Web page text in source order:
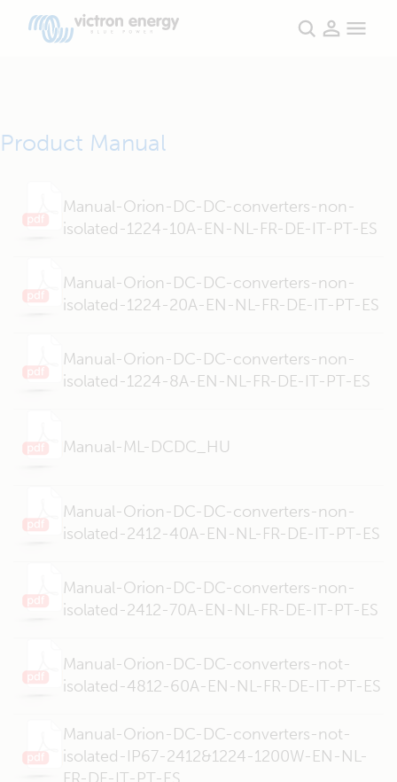
Product Manual
Manual-Orion-DC-DC-converters-non-
isolated-1224-10A-EN-NL-FR-DE-IT-PT-ES
Manual-Orion-DC-DC-converters-non-
isolated-1224-20A-EN-NL-FR-DE-IT-PT-ES
Manual-Orion-DC-DC-converters-non-
isolated-1224-8A-EN-NL-FR-DE-IT-PT-ES
Manual-ML-DCDC_HU
Manual-Orion-DC-DC-converters-non-
isolated-2412-40A-EN-NL-FR-DE-IT-PT-ES
Manual-Orion-DC-DC-converters-non-
isolated-2412-70A-EN-NL-FR-DE-IT-PT-ES
Manual-Orion-DC-DC-converters-not-
isolated-4812-60A-EN-NL-FR-DE-IT-PT-ES
Manual-Orion-DC-DC-converters-not-
isolated-IP67-2412&1224-1200W-EN-NL-